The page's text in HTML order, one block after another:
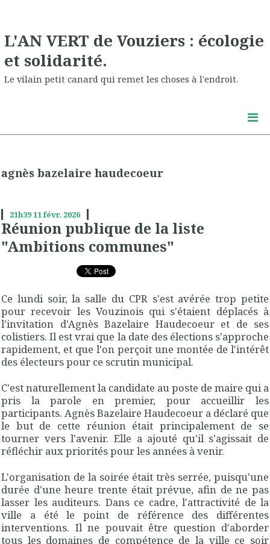
L'AN VERT de Vouziers : écologie
et solidarité.
Le vilain petit canard qui remet les choses à l'endroit.
agnès bazelaire haudecoeur
21h3911févr. 2026
Réunion publique de la liste
"Ambitions communes"
Ce lundi soir, la salle du CPR s'est avérée trop petite
pour recevoir les Vouzinois qui s'étaient déplacés à
l'invitation d'Agnès Bazelaire Haudecoeur et de ses
colistiers. Il est vrai que la date des élections s'approche
rapidement, et que l'on perçoit une montée de l'intérêt
des électeurs pour ce scrutin municipal.
C'est naturellement la candidate au poste de maire qui a
pris la parole en premier, pour accueillir les
participants. Agnès Bazelaire Haudecoeur a déclaré que
le but de cette réunion était principalement de se
tourner vers l'avenir. Elle a ajouté qu'il s'agissait de
réfléchir aux priorités pour les années à venir.
L'organisation de la soirée était très serrée, puisqu'une
durée d'une heure trente était prévue, afin de ne pas
lasser les auditeurs. Dans ce cadre, l'attractivité de la
ville a été le point de référence des différentes
interventions. Il ne pouvait être question d'aborder
tous les domaines de compétence de la ville ce soir